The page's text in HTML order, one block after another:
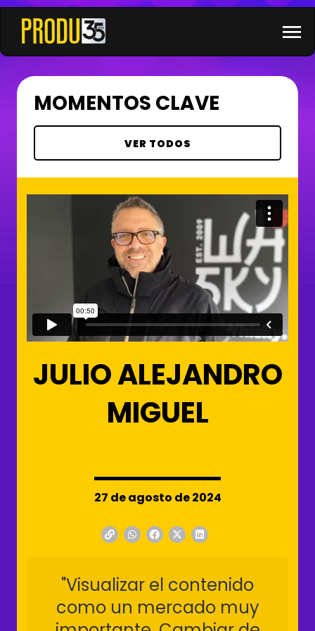
menu
×
MOMENTOS CLAVE
VER TODOS
JULIO ALEJANDRO
MIGUEL
27 de agosto de 2024
"Visualizar el contenido
como un mercado muy